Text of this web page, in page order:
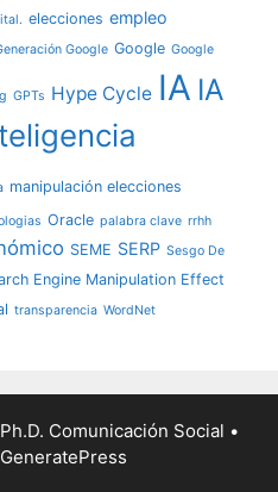
elecciones empleo
Google Google Google
GPTs Hype Cycle IA IA
manipulación elecciones
Oracle palabra clave rrhh
SEME SERP Sesgo De
Engine Manipulation Effect
transparencia WordNet
Comunicación Social •
GeneratePress